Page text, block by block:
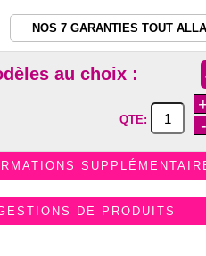
NOS 7 GARANTIES TOUT
au choix :
QTE:
-
DE PRODUITS